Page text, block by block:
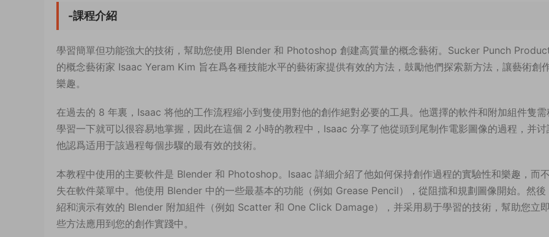
-課程介紹
學習簡單但功能強大的技術，幫助您使用 Blender 和 Photoshop 創建高質量的概念藝術。Sucker Punch
的概念藝術家 Isaac Yeram Kim 旨在爲各種技能水平的藝術家提供有效的方法，鼓勵他們探索新方法，讓藝術創
樂趣。
在過去的 8 年裏，Isaac 将他的工作流程縮小到隻使用對他的創作絕對必要的工具。他選擇的軟件和附加組件隻需
學習一下就可以很容易地掌握，因此在這個 2 小時的教程中，Isaac 分享了他從頭到尾制作電影圖像的過程，并讨
他認爲适用于該過程每個步驟的最有效的技術。
本教程中使用的主要軟件是 Blender 和 Photoshop。Isaac 詳細介紹了他如何保持創作過程的實驗性和樂趣，而
失在軟件菜單中。他使用 Blender 中的一些最基本的功能（例如 Grease Pencil），從阻擋和規劃圖像開始。然後
紹和演示有效的 Blender 附加組件（例如 Scatter 和 One Click Damage），并采用易于學習的技術，幫助您立
些方法應用到您的創作實踐中。